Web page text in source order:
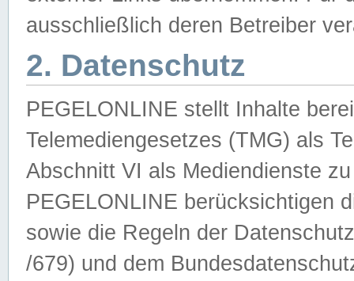
ausschließlich deren Betreiber
2. Datenschutz
PEGELONLINE stellt Inhalte
Telemediengesetzes (TMG) als
Abschnitt VI als Mediendienste
PEGELONLINE berücksichtigen
sowie die Regeln der
/679) und dem